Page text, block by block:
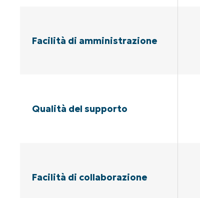
Facilità di amministrazione
Qualità del supporto
Facilità di collaborazione